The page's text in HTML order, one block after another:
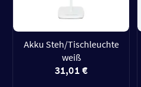
Akku Steh/Tischleuchte
weiß
31,01 €